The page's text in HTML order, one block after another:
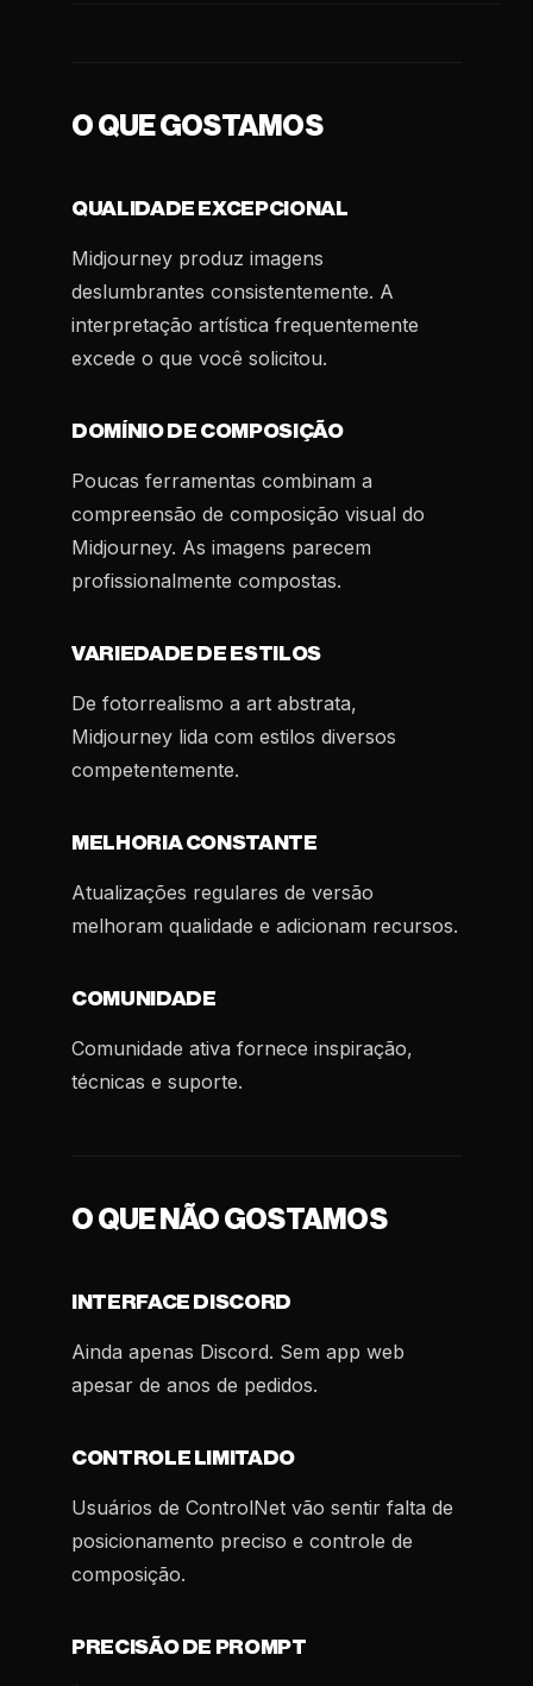
O QUE GOSTAMOS
QUALIDADE EXCEPCIONAL
Midjourney produz imagens
deslumbrantes consistentemente. A
interpretação artística frequentemente
excede o que você solicitou.
DOMÍNIO DE COMPOSIÇÃO
Poucas ferramentas combinam a
compreensão de composição visual do
Midjourney. As imagens parecem
profissionalmente compostas.
VARIEDADE DE ESTILOS
De fotorrealismo a art abstrata,
Midjourney lida com estilos diversos
competentemente.
MELHORIA CONSTANTE
Atualizações regulares de versão
melhoram qualidade e adicionam recursos.
COMUNIDADE
Comunidade ativa fornece inspiração,
técnicas e suporte.
O QUE NÃO GOSTAMOS
INTERFACE DISCORD
Ainda apenas Discord. Sem app web
apesar de anos de pedidos.
CONTROLE LIMITADO
Usuários de ControlNet vão sentir falta de
posicionamento preciso e controle de
composição.
PRECISÃO DE PROMPT